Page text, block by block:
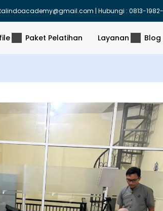
| Hubungi : 0813-
Paket Pelatihan Layanan Blog